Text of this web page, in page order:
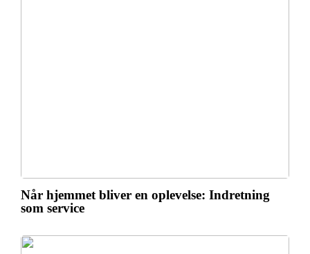
Når hjemmet bliver en oplevelse: Indretning
som service